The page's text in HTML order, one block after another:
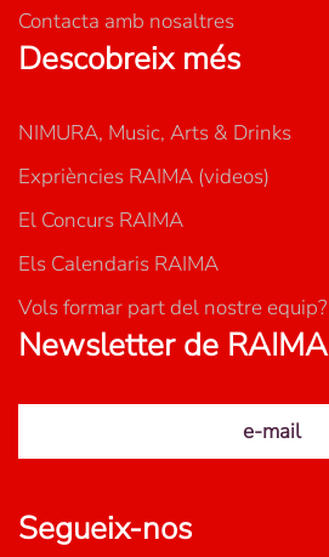
Contacta amb nosaltres
Descobreix més
NIMURA, Music, Arts & Drinks
Expriències RAIMA (videos)
El Concurs RAIMA
Els Calendaris RAIMA
Vols formar part del nostre equip?
Newsletter de RAIMA
e-mail
Segueix-nos